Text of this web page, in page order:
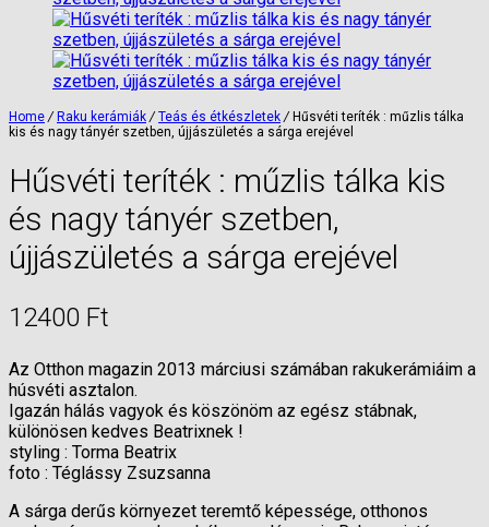
Home / Raku kerámiák / Teás és étkészletek /Hűsvéti teríték : műzlis tálka
kis és nagy tányér szetben, újjászületés a sárga erejével
Hűsvéti teríték : műzlis tálka kis
és nagy tányér szetben,
újjászületés a sárga erejével
12400 Ft
Az Otthon magazin 2013 márciusi számában rakukerámiáim a
húsvéti asztalon.
Igazán hálás vagyok és köszönöm az egész stábnak,
különösen kedves Beatrixnek !
styling : Torma Beatrix
foto : Téglássy Zsuzsanna
A sárga derűs környezet teremtő képessége, otthonos